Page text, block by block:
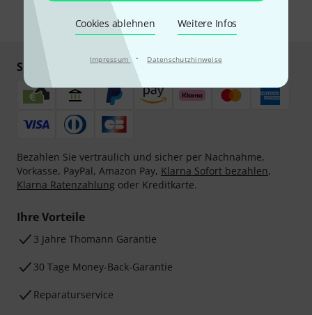
Cookies ablehnen Weitere Infos
Impressum · Datenschutzhinweise
* Pflichtfeld
Sicher einkaufen & bezahlen
Bezahlen Sie vertraulich und sicher per Nachnahme,
Vorkasse, PayPal, Amazon Pay, Klarna Sofort bezahlen,
Klarna Ratenzahlung oder Kreditkarte.
Ihre Vorteile
3 Jahre Thomann Garantie
30 Tage Money-Back-Garantie
Reparaturservice